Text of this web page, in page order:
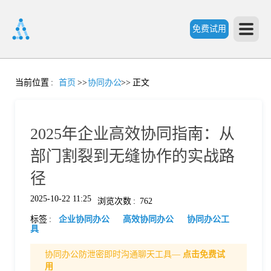
免费试用
首
价
当前位置 : 首页 >>协同办公>> 正文
2025年企业高效协同指南：从
部门割裂到无缝协作的实战路
径
2025-10-22 11:25 浏览次数 : 762
标签 : 企业协同办公 高效协同办公
协同办公工
具
协同办公防泄密即时沟通聊天工具— 点击免费试
用